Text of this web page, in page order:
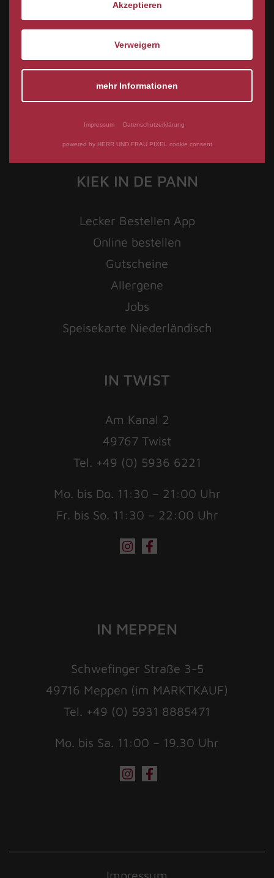
KIEK IN DE PANN
Lecker Bestellen App
Online bestellen
Gutscheine
Allergene
Jobs
Speisekarte Niederländisch
IN TWIST
Am Kanal 2
49767 Twist
Tel. +49 (0) 5936 6221
Mo. bis Do. 11:30 – 21:00 Uhr
Fr. bis So. 11:30 – 22:00 Uhr
IN MEPPEN
Schwefinger Straße 3-5
49716 Meppen (im MARKTKAUF)
Tel. +49 (0) 5931 8885471
Mo. bis Sa. 11:00 – 19.30 Uhr
Akzeptieren
Verweigern
mehr Informationen
Impressum Datenschutzerklärung
powered by HERR UND FRAU PIXEL cookie consent